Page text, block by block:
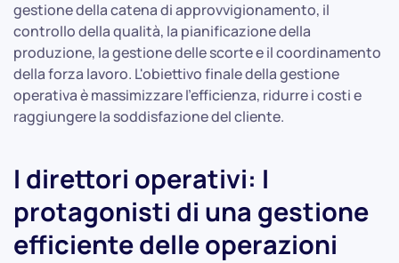
gestione della catena di approvvigionamento, il
controllo della qualità, la pianificazione della
produzione, la gestione delle scorte e il coordinamento
della forza lavoro. L'obiettivo finale della gestione
operativa è massimizzare l'efficienza, ridurre i costi e
raggiungere la soddisfazione del cliente.
I direttori operativi: I
protagonisti di una gestione
efficiente delle operazioni